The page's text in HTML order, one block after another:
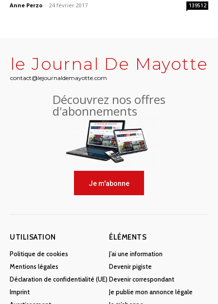
Anne Perzo - 24 février 2017 139512
le Journal De Mayotte
contact@lejournaldemayotte.com
Découvrez nos offres
d'abonnements
Je m'abonne
UTILISATION
Politique de cookies
Mentions légales
Déclaration de confidentialité (UE)
Imprint
ÉLÉMENTS
J’ai une information
Devenir pigiste
Devenir correspondant
Je publie mon annonce légale